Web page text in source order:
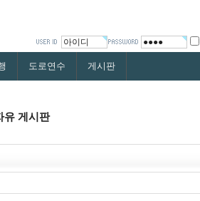
도로연수 게시판
유 게시판